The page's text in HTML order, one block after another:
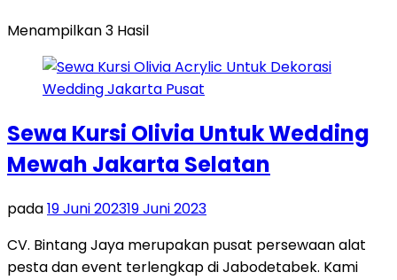
Menampilkan 3 Hasil
Sewa Kursi Olivia Untuk Wedding
Mewah Jakarta Selatan
pada19 Juni 202319 Juni 2023
CV. Bintang Jaya merupakan pusat persewaan alat
pesta dan event terlengkap di Jabodetabek. Kami